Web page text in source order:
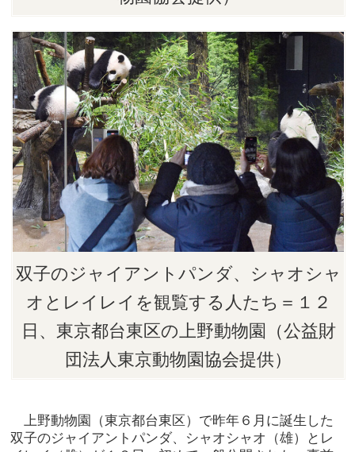
双子のジャイアントパンダ、シャオシャ
オとレイレイを観覧する人たち＝１２
日、東京都台東区の上野動物園（公益財
団法人東京動物園協会提供）
上野動物園（東京都台東区）で昨年６月に誕生した
双子のジャイアントパンダ、シャオシャオ（雄）とレ